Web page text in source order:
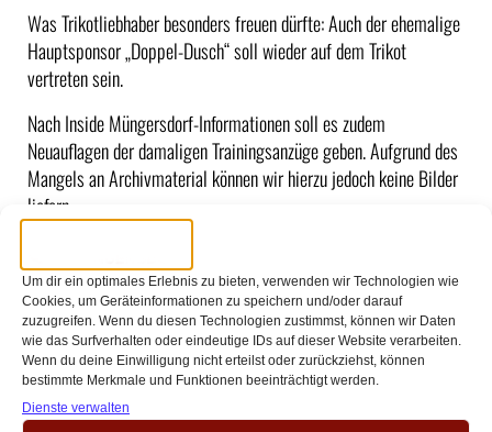
Um dir ein optimales Erlebnis zu bieten, verwenden wir Technologien wie
Cookies, um Geräteinformationen zu speichern und/oder darauf
zuzugreifen. Wenn du diesen Technologien zustimmst, können wir Daten
wie das Surfverhalten oder eindeutige IDs auf dieser Website verarbeiten.
Wenn du deine Einwilligung nicht erteilst oder zurückziehst, können
bestimmte Merkmale und Funktionen beeinträchtigt werden.
Dienste verwalten
Was Trikotliebhaber besonders freuen dürfte: Auch der ehemalige
Hauptsponsor „Doppel-Dusch“ soll wieder auf dem Trikot
vertreten sein.
Nach Inside Müngersdorf-Informationen soll es zudem
Neuauflagen der damaligen Trainingsanzüge geben. Aufgrund des
Mangels an Archivmaterial können wir hierzu jedoch keine Bilder
liefern.
beziehungsweise den frühen Sommer geplant. Eine Vorstellung
am Jahrestag des DFB-Pokalsiegs erscheint dabei durchaus
möglich.